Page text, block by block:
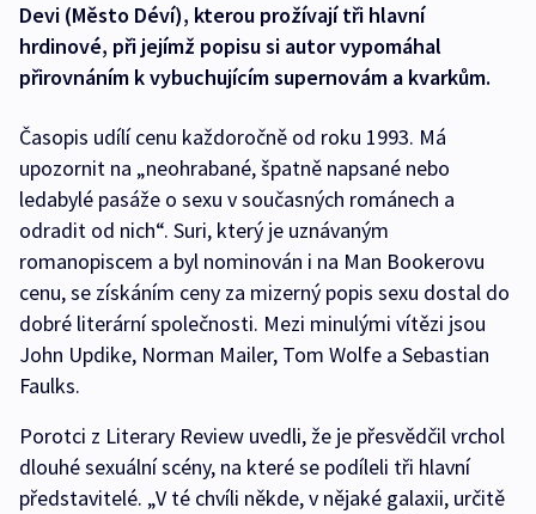
Devi (Město Déví), kterou prožívají tři hlavní
hrdinové, při jejímž popisu si autor vypomáhal
přirovnáním k vybuchujícím supernovám a kvarkům.
Časopis udílí cenu každoročně od roku 1993. Má
upozornit na „neohrabané, špatně napsané nebo
ledabylé pasáže o sexu v současných románech a
odradit od nich“. Suri, který je uznávaným
romanopiscem a byl nominován i na Man Bookerovu
cenu, se získáním ceny za mizerný popis sexu dostal do
dobré literární společnosti. Mezi minulými vítězi jsou
John Updike, Norman Mailer, Tom Wolfe a Sebastian
Faulks.
Porotci z Literary Review uvedli, že je přesvědčil vrchol
dlouhé sexuální scény, na které se podíleli tři hlavní
představitelé. „V té chvíli někde, v nějaké galaxii, určitě